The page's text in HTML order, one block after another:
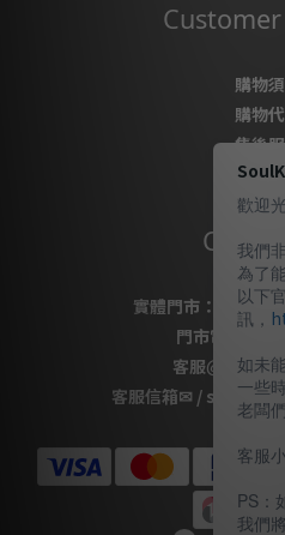
購物
購物
售後
隱私
實體門市：
桃園市
門市電話
客服@LINE：
客服信箱✉ /
歡迎
我們
為了
以下
訊，
如未
一些
老闆
客服
PS：
我們